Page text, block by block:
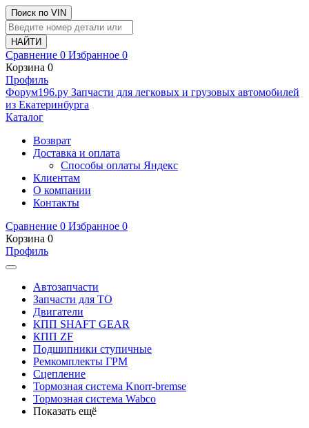
Поиск по VIN
Сравнение 0 Избранное 0
Корзина 0
Профиль
Фoрум196.ру Запчасти для легковых и грузовых автомобилей
из Екатеринбурга
Каталог
Возврат
Доставка и оплата
Способы оплаты Яндекс
Клиентам
О компании
Контакты
Сравнение 0 Избранное 0
Корзина 0
Профиль
Автозапчасти
Запчасти для ТО
Двигатели
КПП SHAFT GEAR
КПП ZF
Подшипники ступичные
Ремкомплекты ГРМ
Сцепление
Тормозная система Knorr-bremse
Тормозная система Wabco
Показать ещё